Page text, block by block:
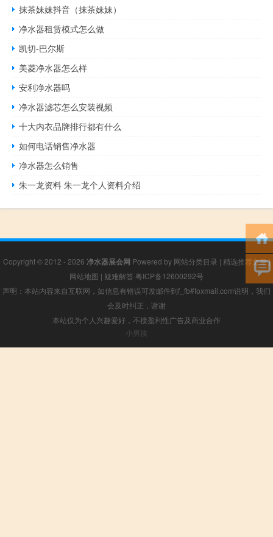
抹茶妹妹抖音（抹茶妹妹）
净水器租赁模式怎么做
凯切-巴尔斯
美菱净水器怎么样
安利净水器吗
净水器滤芯怎么安装视频
十大内衣品牌排行都有什么
如何电话销售净水器
净水器怎么销售
朱一龙资料 朱一龙个人资料介绍
Copyright © 2012 - 2026 净水器展会网 Powered by 网站分类目录 | 精选推荐文章|
网站地图 | 疑难解答 粤ICP备12600292号
声明：本站内容来自互联网，如信息有错误可发邮件到f_fb#foxmail.com说明，我们
会及时纠正，谢谢
本站仅为个人兴趣爱好，不接盈利性广告及商业合作
小男孩